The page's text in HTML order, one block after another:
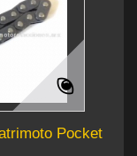
Pocket